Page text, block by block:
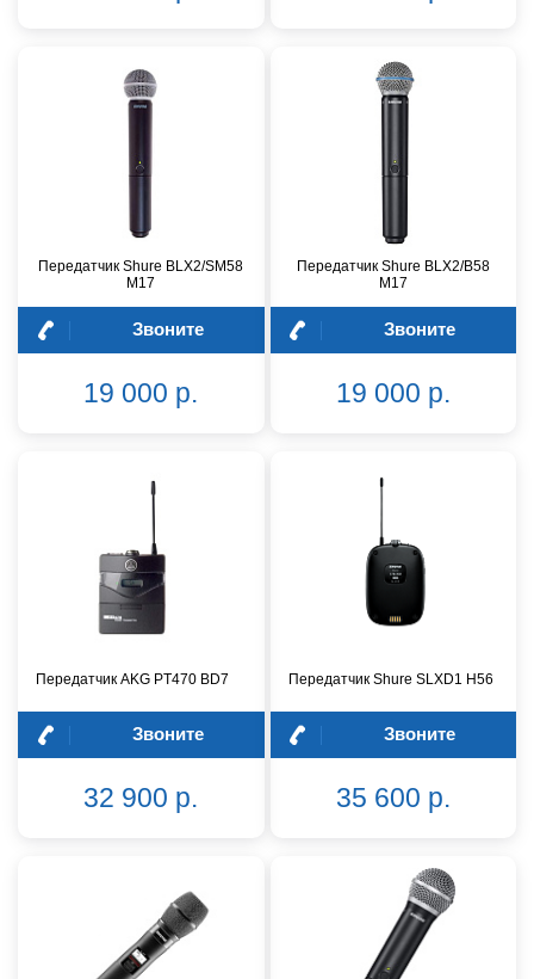
Передатчик Shure BLX2/SM58
M17
Звоните
19 000 р.
Передатчик Shure BLX2/B58
M17
Звоните
19 000 р.
Передатчик AKG PT470 BD7
Звоните
32 900 р.
Передатчик Shure SLXD1 H56
Звоните
35 600 р.